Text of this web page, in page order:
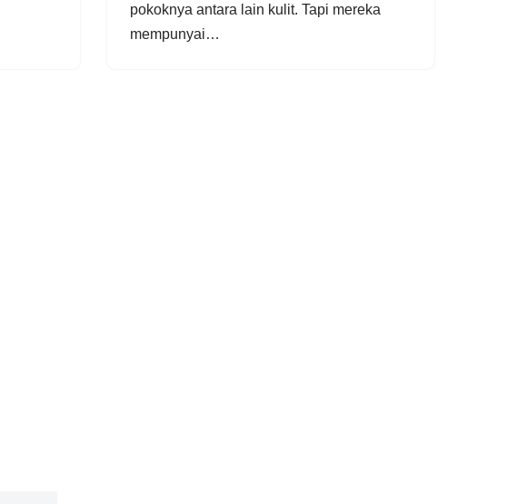
pokoknya antara lain kulit. Tapi mereka
mempunyai…